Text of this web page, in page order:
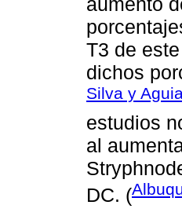
T3 de
dichos
Silva y
estudios
al
DC. (